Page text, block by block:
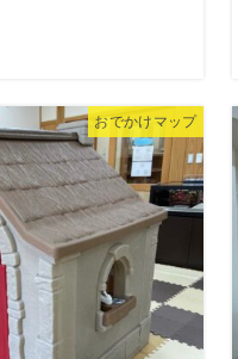
おでかけマップ